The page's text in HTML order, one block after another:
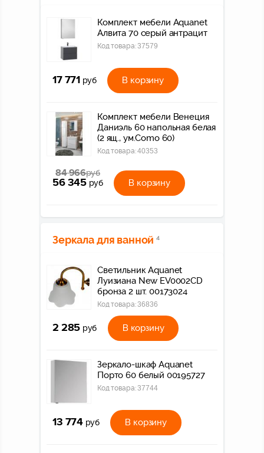
Комплект мебели Aquanet
Алвита 70 серый антрацит
Код товара:37579
17 771 руб В корзину
Комплект мебели Венеция
Даниэль 60 напольная белая
(2 ящ., ум.Como 60)
Код товара:40353
84 966руб
56 345 руб В корзину
Зеркала для ванной 4
Светильник Aquanet
Луизиана New EV0002CD
бронза 2 шт. 00173024
Код товара:36836
2 285 руб В корзину
Зеркало-шкаф Aquanet
Порто 60 белый 00195727
Код товара:37744
13 774 руб В корзину